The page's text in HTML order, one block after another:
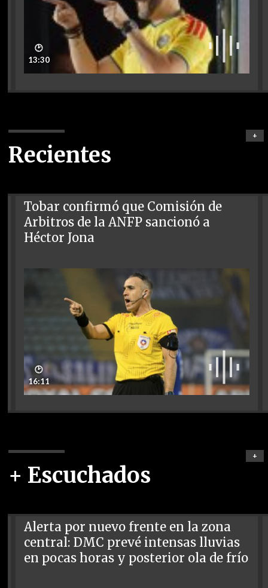
🕑
13:30
Recientes
+
Tobar confirmó que Comisión de
Arbitros de la ANFP sancionó a
Héctor Jona
🕑
16:11
+ Escuchados
+
Alerta por nuevo frente en la zona
central: DMC prevé intensas lluvias
en pocas horas y posterior ola de frío